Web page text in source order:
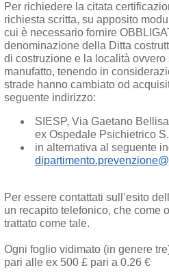
Per richiedere la citata
richiesta scritta, su apposito
cui è necessario fornire
denominazione della Ditta
di costruzione e la località ovvero
manufatto, tenendo in
strade hanno cambiato od
seguente indirizzo:
SIESP, Via Gaetano
ex Ospedale Psichietrico
in alternativa al seguente
Per essere contattati sull’esito
un recapito telefonico, che come
trattato come tale.
Ogni foglio vidimato (in genere
pari alle ex 500 £ pari a 0.26 €